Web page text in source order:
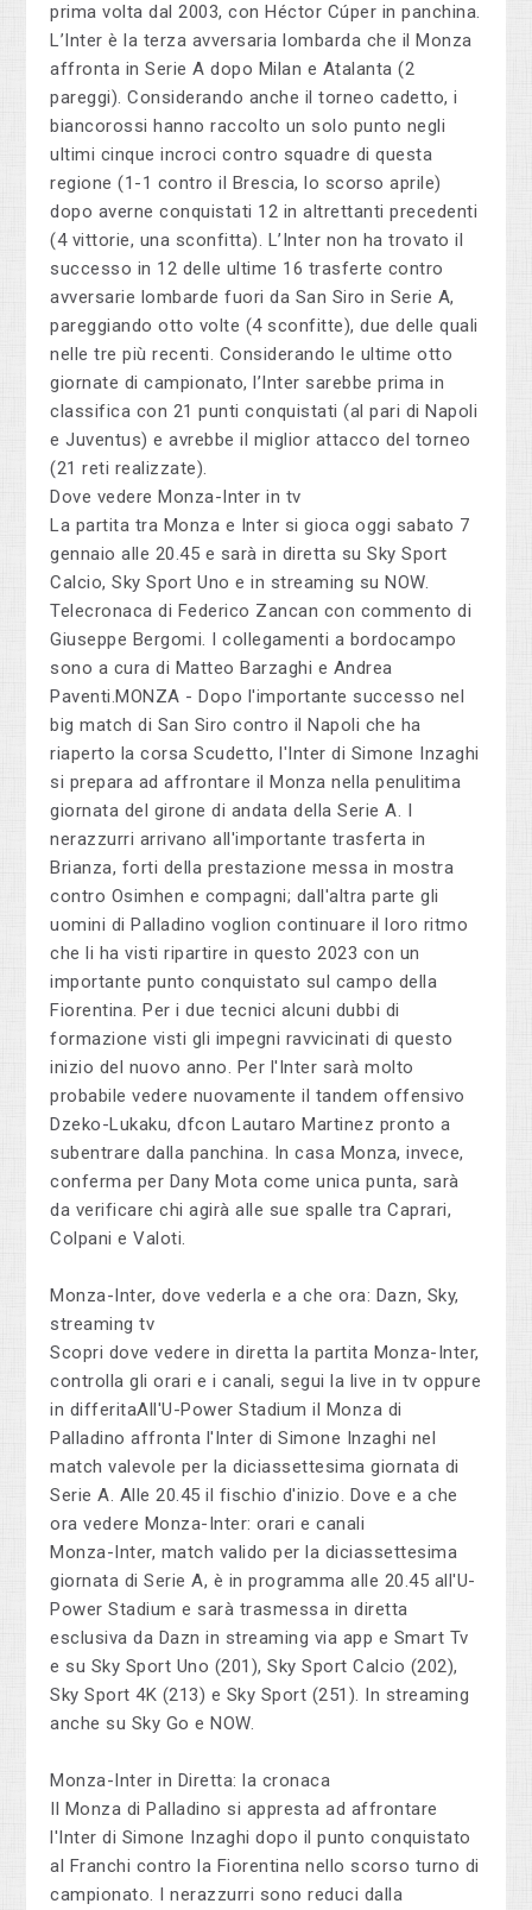
prima volta dal 2003, con Héctor Cúper in panchina.
L’Inter è la terza avversaria lombarda che il Monza
affronta in Serie A dopo Milan e Atalanta (2
pareggi). Considerando anche il torneo cadetto, i
biancorossi hanno raccolto un solo punto negli
ultimi cinque incroci contro squadre di questa
regione (1-1 contro il Brescia, lo scorso aprile)
dopo averne conquistati 12 in altrettanti precedenti
(4 vittorie, una sconfitta). L’Inter non ha trovato il
successo in 12 delle ultime 16 trasferte contro
avversarie lombarde fuori da San Siro in Serie A,
pareggiando otto volte (4 sconfitte), due delle quali
nelle tre più recenti. Considerando le ultime otto
giornate di campionato, l’Inter sarebbe prima in
classifica con 21 punti conquistati (al pari di Napoli
e Juventus) e avrebbe il miglior attacco del torneo
(21 reti realizzate).
Dove vedere Monza-Inter in tv
La partita tra Monza e Inter si gioca oggi sabato 7
gennaio alle 20.45 e sarà in diretta su Sky Sport
Calcio, Sky Sport Uno e in streaming su NOW.
Telecronaca di Federico Zancan con commento di
Giuseppe Bergomi. I collegamenti a bordocampo
sono a cura di Matteo Barzaghi e Andrea
Paventi.MONZA - Dopo l'importante successo nel
big match di San Siro contro il Napoli che ha
riaperto la corsa Scudetto, l'Inter di Simone Inzaghi
si prepara ad affrontare il Monza nella penulitima
giornata del girone di andata della Serie A. I
nerazzurri arrivano all'importante trasferta in
Brianza, forti della prestazione messa in mostra
contro Osimhen e compagni; dall'altra parte gli
uomini di Palladino voglion continuare il loro ritmo
che li ha visti ripartire in questo 2023 con un
importante punto conquistato sul campo della
Fiorentina. Per i due tecnici alcuni dubbi di
formazione visti gli impegni ravvicinati di questo
inizio del nuovo anno. Per l'Inter sarà molto
probabile vedere nuovamente il tandem offensivo
Dzeko-Lukaku, dfcon Lautaro Martinez pronto a
subentrare dalla panchina. In casa Monza, invece,
conferma per Dany Mota come unica punta, sarà
da verificare chi agirà alle sue spalle tra Caprari,
Colpani e Valoti.
Monza-Inter, dove vederla e a che ora: Dazn, Sky,
streaming tv
Scopri dove vedere in diretta la partita Monza-Inter,
controlla gli orari e i canali, segui la live in tv oppure
in differitaAll'U-Power Stadium il Monza di
Palladino affronta l'Inter di Simone Inzaghi nel
match valevole per la diciassettesima giornata di
Serie A. Alle 20.45 il fischio d'inizio. Dove e a che
ora vedere Monza-Inter: orari e canali
Monza-Inter, match valido per la diciassettesima
giornata di Serie A, è in programma alle 20.45 all'U-
Power Stadium e sarà trasmessa in diretta
esclusiva da Dazn in streaming via app e Smart Tv
e su Sky Sport Uno (201), Sky Sport Calcio (202),
Sky Sport 4K (213) e Sky Sport (251). In streaming
anche su Sky Go e NOW.
Monza-Inter in Diretta: la cronaca
Il Monza di Palladino si appresta ad affrontare
l'Inter di Simone Inzaghi dopo il punto conquistato
al Franchi contro la Fiorentina nello scorso turno di
campionato. I nerazzurri sono reduci dalla